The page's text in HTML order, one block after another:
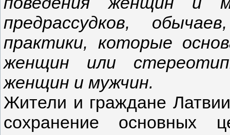
предрассудков,
практики, которые
женщин или
женщин и мужчин.
Жители и граждане
сохранение основных